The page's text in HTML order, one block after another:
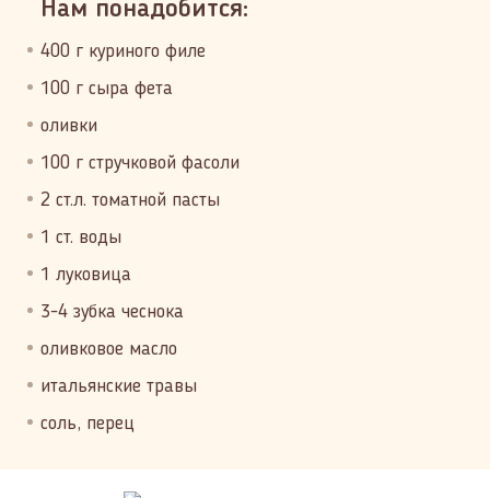
Нам понадобится:
400 г куриного филе
100 г сыра фета
оливки
100 г стручковой фасоли
2 ст.л. томатной пасты
1 ст. воды
1 луковица
3-4 зубка чеснока
оливковое масло
итальянские травы
соль, перец